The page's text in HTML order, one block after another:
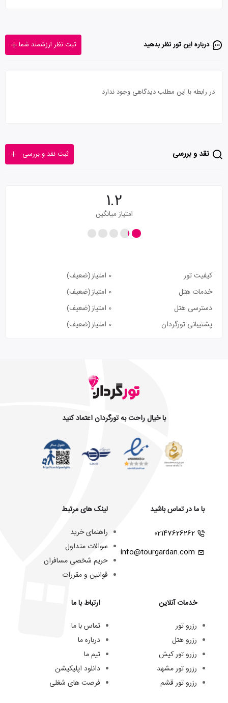
درباره این تور‌ نظر بدهید ثبت نظر ارزشمند شما
در رابطه با این مطلب دیدگاهی وجود ندارد
نقد و بررسی ثبت نقد و بررسی
1.2
امتیاز میانگین
کیفیت تور 0 امتیاز
(ضعیف)
خدمات هتل
0 امتیاز
(ضعیف)
دسترسی هتل
0 امتیاز
(ضعیف)
پشتیبانی تورگردان
0 امتیاز (ضعیف)
با خیال راحت به تورگردان اعتماد کنید
با ما در تماس باشید
02147626262
info@tourgardan.com
خدمات آنلاین
رزرو تور
رزرو هتل
رزرو تور کیش
رزرو تور مشهد
رزرو تور قشم
لینک های مرتبط
راهنمای خرید
سوالات متداول
حریم شخصی مسافران
قوانین و مقررات
ارتباط با ما
تماس با ما
درباره ما
تیم ما
دانلود اپلیکیشن
فرصت های شغلی